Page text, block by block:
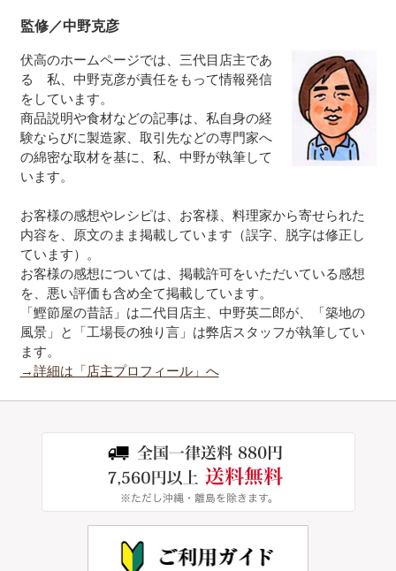
監修／中野克彦
伏高のホームページでは、三代目店主であ
る 私、中野克彦が責任をもって情報発信
をしています。
商品説明や食材などの記事は、私自身の経
験ならびに製造家、取引先などの専門家へ
の綿密な取材を基に、私、中野が執筆して
います。
お客様の感想やレシピは、お客様、料理家から寄せられた
内容を、原文のまま掲載しています（誤字、脱字は修正し
ています）。
お客様の感想については、掲載許可をいただいている感想
を、悪い評価も含め全て掲載しています。
「鰹節屋の昔話」は二代目店主、中野英二郎が、「築地の
風景」と「工場長の独り言」は弊店スタッフが執筆してい
ます。
→詳細は「店主プロフィール」へ